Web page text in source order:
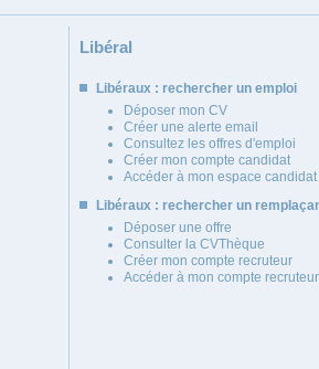
Libéral
Libéraux : rechercher un emploi
Déposer mon CV
Créer une alerte email
Consultez les offres d'emploi
Créer mon compte candidat
Accéder à mon espace candidat
Libéraux : rechercher un
Déposer une offre
Consulter la CVThèque
Créer mon compte recruteur
Accéder à mon compte recruteur